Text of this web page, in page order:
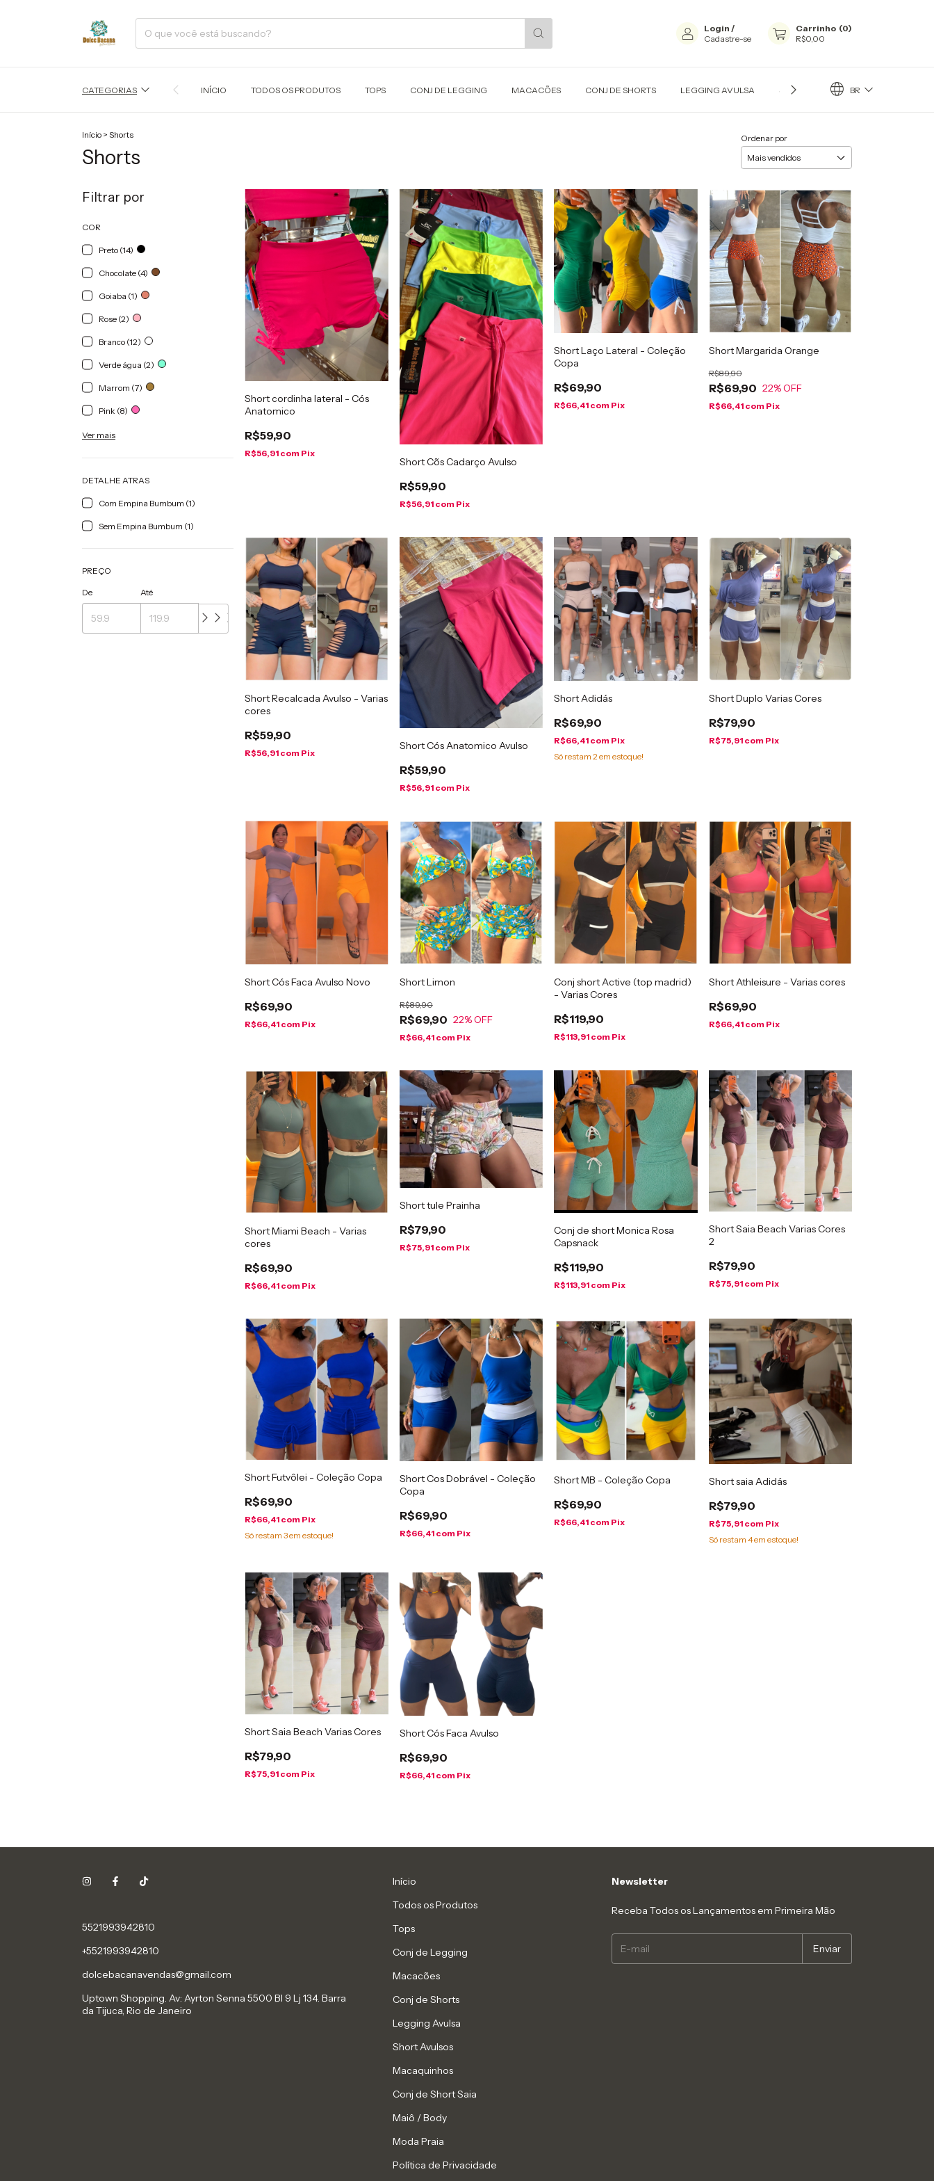
Login /
Cadastre-se
Carrinho (0)
R$0,00
CATEGORIAS INÍCIO TODOS OS PRODUTOS TOPS CONJ DE LEGGING MACACÕES CONJ DE SHORTS LEGGING AVULSA SHORT AVULSOS BR
Início > Shorts
Shorts
Ordenar por
Filtrar por
COR
Preto (14)
Chocolate (4)
Goiaba (1)
Rose (2)
Branco (12)
Verde água (2)
Marrom (7)
Pink (8)
Ver mais
DETALHE ATRAS
Com Empina Bumbum (1)
Sem Empina Bumbum (1)
PREÇO
De Até
Short cordinha lateral - Cós
Anatomico
R$59,90
R$56,91 com Pix
Short Cõs Cadarço Avulso
R$59,90
R$56,91 com Pix
Short Laço Lateral - Coleção
Copa
R$69,90
R$66,41 com Pix
Short Margarida Orange
R$69,90
R$89,90
22% OFF
R$66,41 com Pix
Short Recalcada Avulso - Varias
cores
R$59,90
R$56,91 com Pix
Short Cós Anatomico Avulso
R$59,90
R$56,91 com Pix
Short Adidás
R$69,90
R$66,41 com Pix
Só restam2 em estoque!
Short Duplo Varias Cores
R$79,90
R$75,91 com Pix
Short Cós Faca Avulso Novo
R$69,90
R$66,41 com Pix
Short Limon
R$69,90
R$89,90
22% OFF
R$66,41 com Pix
Conj short Active (top madrid)
- Varias Cores
R$119,90
R$113,91 com Pix
Short Athleisure - Varias cores
R$69,90
R$66,41 com Pix
Short Miami Beach - Varias
cores
R$69,90
R$66,41 com Pix
Short tule Prainha
R$79,90
R$75,91 com Pix
Conj de short Monica Rosa
Capsnack
R$119,90
R$113,91 com Pix
Short Saia Beach Varias Cores
2
R$79,90
R$75,91 com Pix
Short Futvôlei - Coleção Copa
R$69,90
R$66,41 com Pix
Só restam3em estoque!
Short Cos Dobrável - Coleção
Copa
R$69,90
R$66,41 com Pix
Short MB - Coleção Copa
R$69,90
R$66,41 com Pix
Short saia Adidás
R$79,90
R$75,91 com Pix
Só restam 4em estoque!
Short Saia Beach Varias Cores
R$79,90
R$75,91 com Pix
Short Cós Faca Avulso
R$69,90
R$66,41 com Pix
5521993942810
+5521993942810
dolcebacanavendas@gmail.com
Uptown Shopping. Av: Ayrton Senna 5500 Bl 9 Lj 134. Barra
da Tijuca, Rio de Janeiro
Início
Todos os Produtos
Tops
Conj de Legging
Macacões
Conj de Shorts
Legging Avulsa
Short Avulsos
Macaquinhos
Conj de Short Saia
Maiô / Body
Moda Praia
Política de Privacidade
Newsletter
Receba Todos os Lançamentos em Primeira Mão